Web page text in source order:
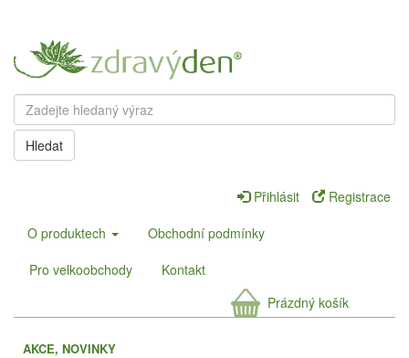
Hledat
Přihlásit
Registrace
O produktech
Obchodní podmínky
Pro velkoobchody
Kontakt
Prázdný košík
AKCE, NOVINKY